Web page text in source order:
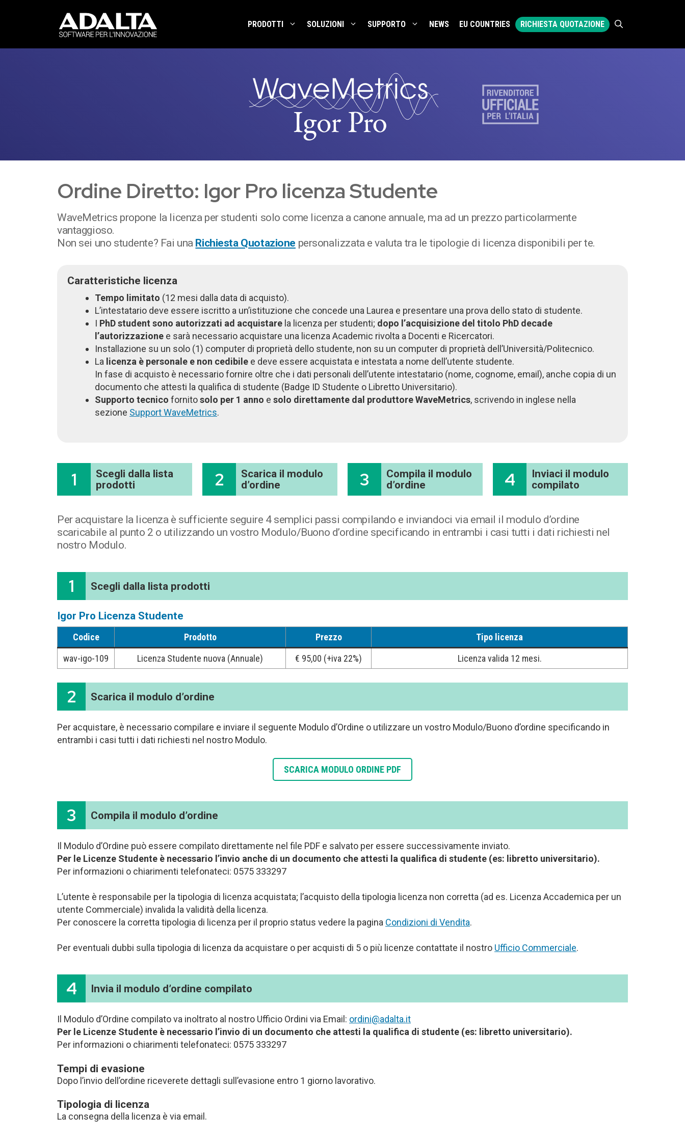
PRODOTTI SOLUZIONI SUPPORTO NEWS EU COUNTRIES RICHIESTA QUOTAZIONE
Ordine Diretto: Igor Pro licenza Studente
WaveMetrics propone la licenza per studenti solo come licenza a canone annuale, ma ad un prezzo particolarmente
vantaggioso.
Non sei uno studente? Fai una Richiesta Quotazione personalizzata e valuta tra le tipologie di licenza disponibili per te.
Caratteristiche licenza
Tempo limitato (12 mesi dalla data di acquisto).
L’intestatario deve essere iscritto a un’istituzione che concede una Laurea e presentare una prova dello stato di studente.
I PhD student sono autorizzati ad acquistare la licenza per studenti; dopo l’acquisizione del titolo PhD decade
l’autorizzazione e sarà necessario acquistare una licenza Academic rivolta a Docenti e Ricercatori.
Installazione su un solo (1) computer di proprietà dello studente, non su un computer di proprietà dell’Università/Politecnico.
La licenza è personale e non cedibile e deve essere acquistata e intestata a nome dell’utente studente.
In fase di acquisto è necessario fornire oltre che i dati personali dell’utente intestatario (nome, cognome, email), anche copia di un
documento che attesti la qualifica di studente (Badge ID Studente o Libretto Universitario).
Supporto tecnico fornitosolo per 1 anno e solo direttamente dal produttore WaveMetrics, scrivendo in inglese nella
sezione Support WaveMetrics.
1
Scegli dalla lista
prodotti
2
Scarica il modulo
d’ordine
3
Compila il modulo
d’ordine
4
Inviaci il modulo
compilato
Per acquistare la licenza è sufficiente seguire 4 semplici passi compilando e inviandoci via email il modulo d’ordine
scaricabile al punto 2 o utilizzando un vostro Modulo/Buono d’ordine specificando in entrambi i casi tutti i dati richiesti nel
nostro Modulo.
1 Scegli dalla lista prodotti
Igor Pro Licenza Studente
Codice Prodotto Prezzo
Tipo licenza
wav-igo-109
Licenza Studente nuova (Annuale) € 95,00 (+iva 22%) Licenza valida 12 mesi.
2 Scarica il modulo d’ordine
Per acquistare, è necessario compilare e inviare il seguente Modulo d’Ordine o utilizzare un vostro Modulo/Buono d’ordine specificando in
entrambi i casi tutti i dati richiesti nel nostro Modulo.
SCARICA MODULO ORDINE PDF
3 Compila il modulo d’ordine
Il Modulo d’Ordine può essere compilato direttamente nel file PDF e salvato per essere successivamente inviato.
Per le Licenze Studente è necessario l’invio anche di un documento che attesti la qualifica di studente (es: libretto universitario).
Per informazioni o chiarimenti telefonateci: 0575 333297
L’utente è responsabile per la tipologia di licenza acquistata; l’acquisto della tipologia licenza non corretta (ad es. Licenza Accademica per un
utente Commerciale) invalida la validità della licenza.
Per conoscere la corretta tipologia di licenza per il proprio status vedere la pagina Condizioni di Vendita.
Per eventuali dubbi sulla tipologia di licenza da acquistare o per acquisti di 5 o più licenze contattate il nostro Ufficio Commerciale.
4 Invia il modulo d’ordine compilato
Il Modulo d’Ordine compilato va inoltrato al nostro Ufficio Ordini via Email: ordini@adalta.it
Per le Licenze Studente è necessario l’invio di un documento che attesti la qualifica di studente (es: libretto universitario).
Per informazioni o chiarimenti telefonateci: 0575 333297
Tempi di evasione
Dopo l’invio dell’ordine riceverete dettagli sull’evasione entro 1 giorno lavorativo.
Tipologia di licenza
La consegna della licenza è via email.